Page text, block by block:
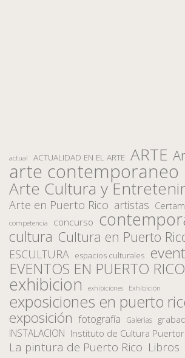
actual ACTUALIDAD EN EL ARTE ARTE
arte contemporaneo
Arte Cultura y
Arte en Puerto Rico artistas
competencia concurso
cultura Cultura en Puerto
ESCULTURA espacios culturales
EVENTOS EN PUERTO RICO
exhibicion exhibiciones Exhibición
exposiciones en puerto
exposición fotografía Galerias
INSTALACION Instituto de Cultura
La pintura de Puerto Rico Libros